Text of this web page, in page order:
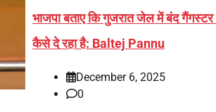
भाजपा बताए कि गुजरात जेल में बंद
कैसे दे रहा है: Baltej Pannu
December 6, 2025
0